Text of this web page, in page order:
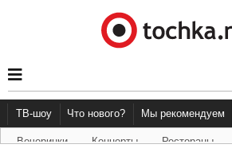
ТВ-шоу Что нового?
Новости афиши Рецензии
Мы рекомендуем
Вечеринки Концерты Рестораны